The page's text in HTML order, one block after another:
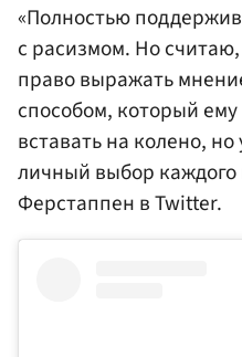
«Полностью
с расизмом. Но
право выражать
способом, который
вставать на колено,
личный выбор
Ферстаппен в Twitter.